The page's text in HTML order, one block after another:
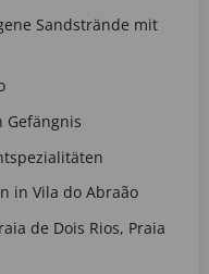
Sandstrände mit
Gefängnis
in Vila do Abraão
de Dois Rios, Praia